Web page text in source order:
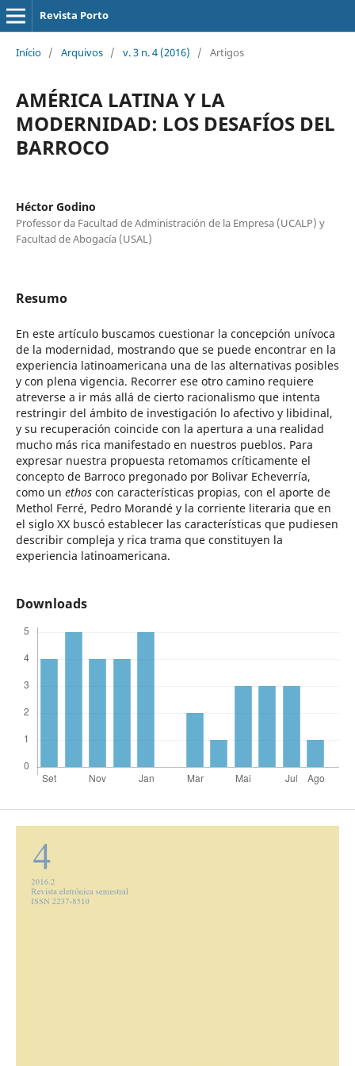
Revista Porto
Início / Arquivos / v. 3 n. 4 (2016) / Artigos
AMÉRICA LATINA Y LA
MODERNIDAD: LOS DESAFÍOS DEL
BARROCO
Héctor Godino
Professor da Facultad de Administración de la Empresa (UCALP) y
Facultad de Abogacía (USAL)
Resumo
En este artículo buscamos cuestionar la concepción unívoca
de la modernidad, mostrando que se puede encontrar en la
experiencia latinoamericana una de las alternativas posibles
y con plena vigencia. Recorrer ese otro camino requiere
atreverse a ir más allá de cierto racionalismo que intenta
restringir del ámbito de investigación lo afectivo y libidinal,
y su recuperación coincide con la apertura a una realidad
mucho más rica manifestado en nuestros pueblos. Para
expresar nuestra propuesta retomamos críticamente el
concepto de Barroco pregonado por Bolivar Echeverría,
como un ethoscon características propias, con el aporte de
Methol Ferré, Pedro Morandé y la corriente literaria que en
el siglo XX buscó establecer las características que pudiesen
describir compleja y rica trama que constituyen la
experiencia latinoamericana.
Downloads